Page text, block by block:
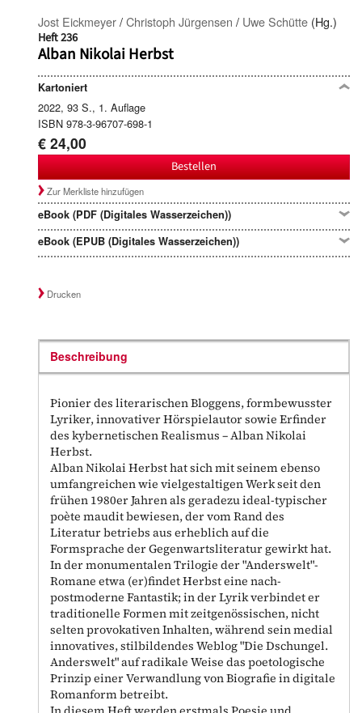
Jost Eickmeyer/Christoph Jürgensen / Uwe Schütte (Hg.)
Heft 236
Alban Nikolai Herbst
Kartoniert
2022, 93 S., 1. Auflage
ISBN 978-3-96707-698-1
€ 24,00
Bestellen
Zur Merkliste hinzufügen
eBook (PDF (Digitales Wasserzeichen))
eBook (EPUB (Digitales Wasserzeichen))
Drucken
Beschreibung
Pionier des literarischen Bloggens, formbewusster
Lyriker, innovativer Hörspielautor sowie Erfinder
des kybernetischen Realismus – Alban Nikolai
Herbst.
Alban Nikolai Herbst hat sich mit seinem ebenso
umfangreichen wie vielgestaltigen Werk seit den
frühen 1980er Jahren als geradezu ideal-typischer
poète maudit bewiesen, der vom Rand des
Literatur betriebs aus erheblich auf die
Formsprache der Gegenwartsliteratur gewirkt hat.
In der monumentalen Trilogie der "Anderswelt"-
Romane etwa (er)findet Herbst eine nach-
postmoderne Fantastik; in der Lyrik verbindet er
traditionelle Formen mit zeitgenössischen, nicht
selten provokativen Inhalten, während sein medial
innovatives, stilbildendes Weblog "Die Dschungel.
Anderswelt" auf radikale Weise das poetologische
Prinzip einer Verwandlung von Biografie in digitale
Romanform betreibt.